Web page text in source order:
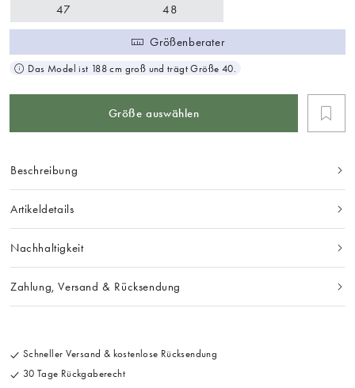
47
48
Größenberater
Das Model ist 188 cm groß und trägt Größe 40.
Größe auswählen
Beschreibung
Artikeldetails
Nachhaltigkeit
Zahlung, Versand & Rücksendung
Schneller Versand & kostenlose Rücksendung
30 Tage Rückgaberecht